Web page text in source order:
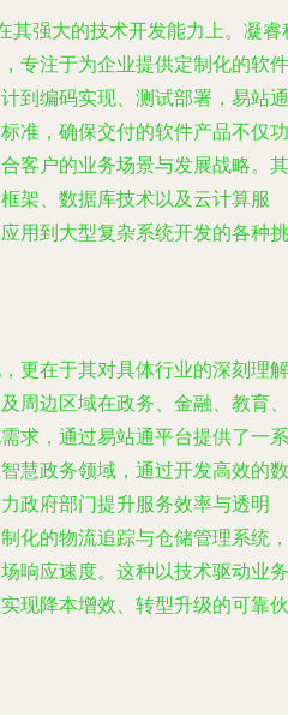
其强大的技术开发能力上。凝睿
专注于为企业提供定制化的软件
到编码实现、测试部署，易站通
准，确保交付的软件产品不仅功
客户的业务场景与发展战略。其
架、数据库技术以及云计算服
用到大型复杂系统开发的各种挑
更在于其对具体行业的深刻理解
周边区域在政务、金融、教育、
求，通过易站通平台提供了一系
慧政务领域，通过开发高效的数
政府部门提升服务效率与透明
化的物流追踪与仓储管理系统，
响应速度。这种以技术驱动业务
现降本增效、转型升级的可靠伙